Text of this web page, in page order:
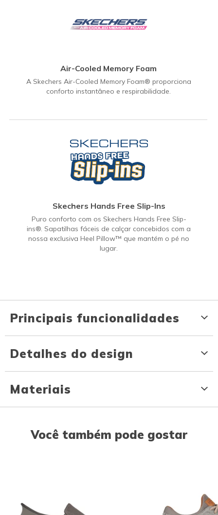
Air-Cooled Memory Foam
A Skechers Air-Cooled Memory Foam® proporciona
conforto instantâneo e respirabilidade.
Skechers Hands Free Slip-Ins
Puro conforto com os Skechers Hands Free Slip-
ins®. Sapatilhas fáceis de calçar concebidos com a
nossa exclusiva Heel Pillow™ que mantém o pé no
lugar.
Principais funcionalidades
Detalhes do design
Materiais
Você também pode gostar